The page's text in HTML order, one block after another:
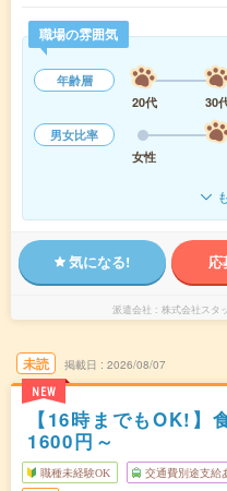
職場の雰囲気
年齢層
20代
30
男女比率
女性
気になる! 応
派遣会社 株式会社スタ
未読
NEW
掲載日 2026/08/07
【16時までもOK!】
1600円～
職種未経験OK 交通費別途支給